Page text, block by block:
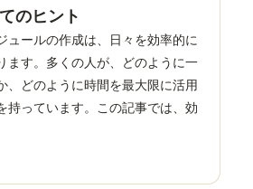
のヒント
ュールの作成は、日々を効率的に
ます。多くの人が、どのように一
、どのように時間を最大限に活用
持っています。この記事では、効